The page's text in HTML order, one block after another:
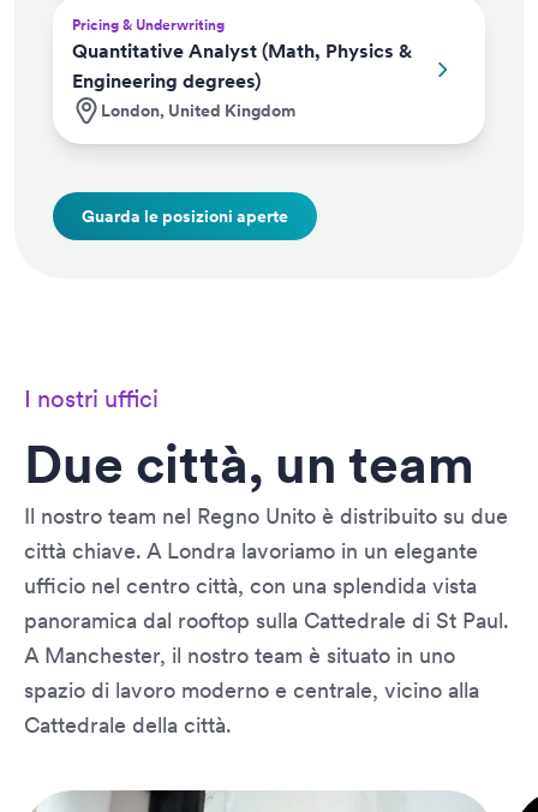
Quantitative Analyst (Math, Physics &
Engineering degrees)
Pricing & Underwriting
London, United Kingdom
Guarda le posizioni aperte
I nostri uffici
Due città, un team
Il nostro team nel Regno Unito è distribuito su due
città chiave. A Londra lavoriamo in un elegante
ufficio nel centro città, con una splendida vista
panoramica dal rooftop sulla Cattedrale di St Paul.
A Manchester, il nostro team è situato in uno
spazio di lavoro moderno e centrale, vicino alla
Cattedrale della città.